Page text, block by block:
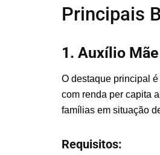
Principais
1. Auxílio
O destaque principal
com renda per capita
famílias em situação
Requisitos: